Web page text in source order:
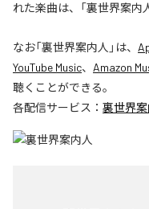
れた楽曲は、「裏世界案内
なお「裏世界案内人 」は、
YouTube Music、 Amazon
聴くことができる。
各配信サービス： 裏世界案